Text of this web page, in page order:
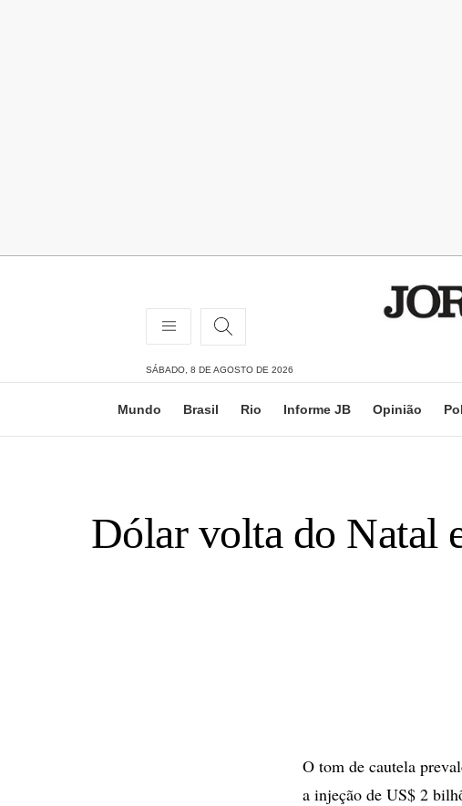
SÁBADO, 8 DE AGOSTO DE 2026
Mundo Brasil Rio Informe JB Opinião
Dólar volta do Natal
O tom de cautela
a injeção de US$ 2